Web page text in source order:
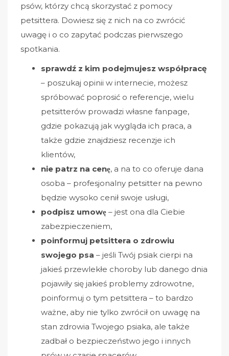
psów, którzy chcą skorzystać z pomocy
petsittera. Dowiesz się z nich na co zwrócić
uwagę i o co zapytać podczas pierwszego
spotkania.
sprawdź z kim podejmujesz współpracę
– poszukaj opinii w internecie, możesz
spróbować poprosić o referencje, wielu
petsitterów prowadzi własne fanpage,
gdzie pokazują jak wygląda ich praca, a
także gdzie znajdziesz recenzje ich
klientów,
nie patrz na cenę, a na to co oferuje dana
osoba – profesjonalny petsitter na pewno
będzie wysoko cenił swoje usługi,
podpisz umowę – jest ona dla Ciebie
zabezpieczeniem,
poinformuj petsittera o zdrowiu
swojego psa – jeśli Twój psiak cierpi na
jakieś przewlekłe choroby lub danego dnia
pojawiły się jakieś problemy zdrowotne,
poinformuj o tym petsittera – to bardzo
ważne, aby nie tylko zwrócił on uwagę na
stan zdrowia Twojego psiaka, ale także
zadbał o bezpieczeństwo jego i innych